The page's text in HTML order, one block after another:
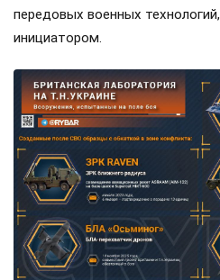
передовых военных
инициатором.